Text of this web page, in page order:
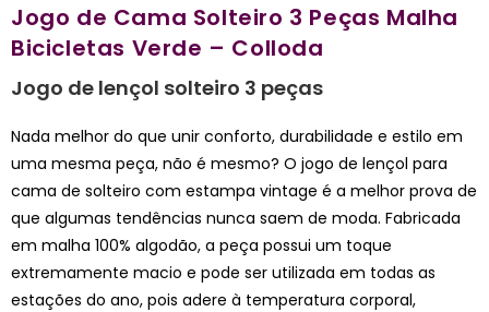
Jogo de Cama Solteiro 3 Peças Malha
Bicicletas Verde – Colloda
Jogo de lençol solteiro 3 peças
Nada melhor do que unir conforto, durabilidade e estilo em
uma mesma peça, não é mesmo? O jogo de lençol para
cama de solteiro com estampa vintage é a melhor prova de
que algumas tendências nunca saem de moda. Fabricada
em malha 100% algodão, a peça possui um toque
extremamente macio e pode ser utilizada em todas as
estações do ano, pois adere à temperatura corporal,